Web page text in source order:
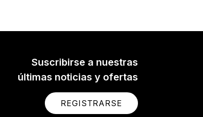
Suscribirse a nuestras
últimas noticias y ofertas
REGISTRARSE